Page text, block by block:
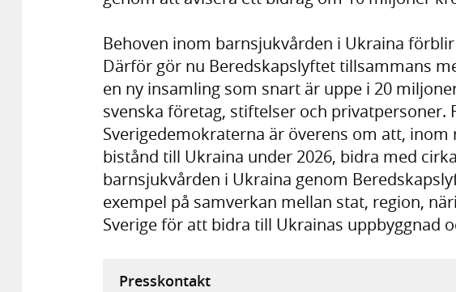
Behoven inom barnsjukvården i Ukraina
Därför gör nu Beredskapslyftet tillsammans
en ny insamling som snart är uppe i 20
svenska företag, stiftelser och privatpersoner.
Sverigedemokraterna är överens om att, inom
bistånd till Ukraina under 2026, bidra med
barnsjukvården i Ukraina genom
exempel på samverkan mellan stat, region,
Sverige för att bidra till Ukrainas uppbyggnad
Presskontakt